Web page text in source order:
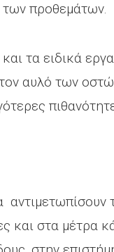
προθεμάτων.
τα ειδικά
αυλό των
αντιμετωπίσουν
και στα μέτρα